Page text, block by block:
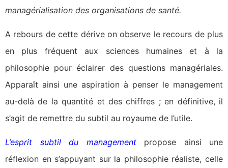
managérialisation des organisations de santé.
A rebours de cette dérive on observe le recours de plus
en plus fréquent aux sciences humaines et à la
philosophie pour éclairer des questions managériales.
Apparaît ainsi une aspiration à penser le management
au-delà de la quantité et des chiffres ; en définitive, il
s’agit de remettre du subtil au royaume de l’utile.
L’esprit subtil du management
propose ainsi une
réflexion en s’appuyant sur la philosophie réaliste, celle